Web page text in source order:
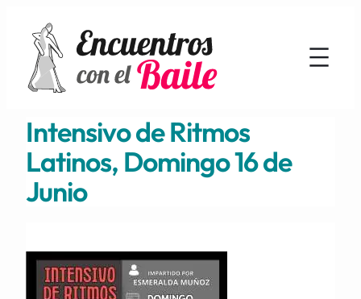
Intensivo de Ritmos
Latinos, Domingo 16 de
Junio